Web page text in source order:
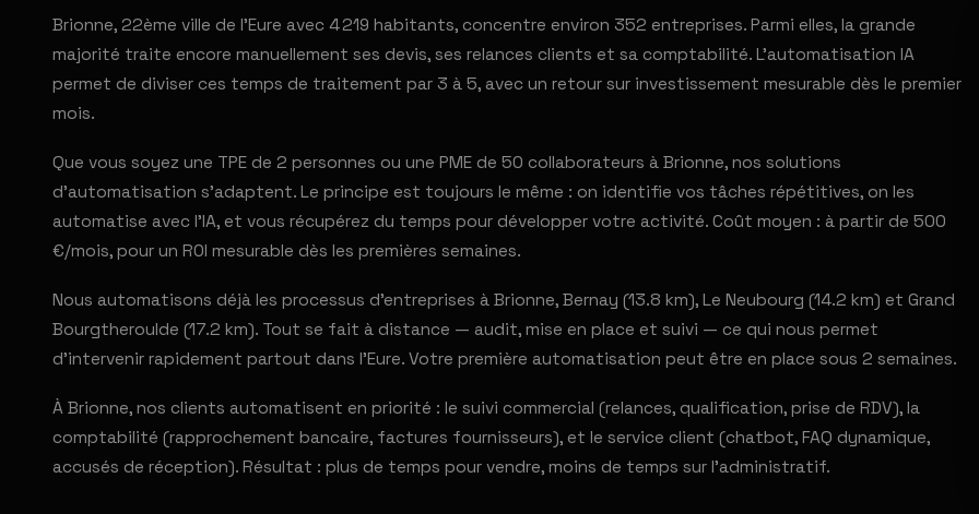
Brionne, 22ème ville de l'Eure avec 4 219 habitants, concentre environ 352 entreprises. Parmi elles, la grande
majorité traite encore manuellement ses devis, ses relances clients et sa comptabilité. L'automatisation IA
permet de diviser ces temps de traitement par 3 à 5, avec un retour sur investissement mesurable dès le premier
mois.
Que vous soyez une TPE de 2 personnes ou une PME de 50 collaborateurs à Brionne, nos solutions
d'automatisation s'adaptent. Le principe est toujours le même : on identifie vos tâches répétitives, on les
automatise avec l'IA, et vous récupérez du temps pour développer votre activité. Coût moyen : à partir de 500
€/mois, pour un ROI mesurable dès les premières semaines.
Nous automatisons déjà les processus d'entreprises à Brionne, Bernay (13.8 km), Le Neubourg (14.2 km) et Grand
Bourgtheroulde (17.2 km). Tout se fait à distance — audit, mise en place et suivi — ce qui nous permet
d'intervenir rapidement partout dans l'Eure. Votre première automatisation peut être en place sous 2 semaines.
À Brionne, nos clients automatisent en priorité : le suivi commercial (relances, qualification, prise de RDV), la
comptabilité (rapprochement bancaire, factures fournisseurs), et le service client (chatbot, FAQ dynamique,
accusés de réception). Résultat : plus de temps pour vendre, moins de temps sur l'administratif.